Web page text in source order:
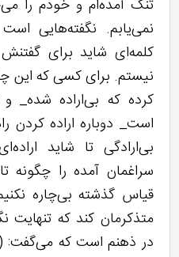
تنگ آمده‌ام و خودم را
نمی‌یابم. نگفته‌هایی
کلمه‌ای شاید برای
نیستم. برای کسی که این
کرده که بی‌اراده شده_
است_ دوباره اراده
بی‌ارادگی تا شاید
سراغمان آمده را چگونه
قیاس گذشته بی‌چاره
متذکرمان کند که تنهایت
در ذهنم است که می‌گفت: